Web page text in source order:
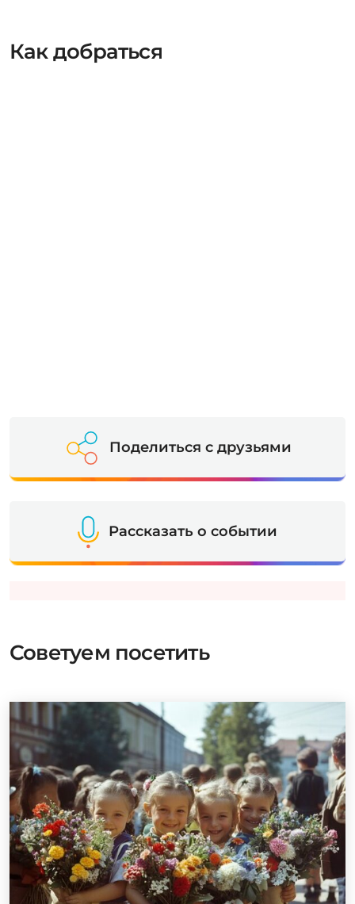
Как добраться
Поделиться с друзьями
Рассказать о событии
Советуем посетить